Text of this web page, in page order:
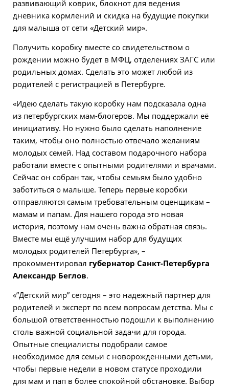
развивающий коврик, блокнот для ведения
дневника кормлений и скидка на будущие покупки
для малыша от сети «Детский мир».
Получить коробку вместе со свидетельством о
рождении можно будет в МФЦ, отделениях ЗАГС или
родильных домах. Сделать это может любой из
родителей с регистрацией в Петербурге.
«Идею сделать такую коробку нам подсказала одна
из петербургских мам-блогеров. Мы поддержали её
инициативу. Но нужно было сделать наполнение
таким, чтобы оно полностью отвечало желаниям
молодых семей. Над составом подарочного набора
работали вместе с опытными родителями и врачами.
Сейчас он собран так, чтобы семьям было удобно
заботиться о малыше. Теперь первые коробки
отправляются самым требовательным оценщикам –
мамам и папам. Для нашего города это новая
история, поэтому нам очень важна обратная связь.
Вместе мы ещё улучшим набор для будущих
молодых родителей Петербурга», –
прокомментировал губернатор Санкт-Петербурга
Александр Беглов.
«”Детский мир” сегодня – это надежный партнер для
родителей и эксперт по всем вопросам детства. Мы с
большой ответственностью подошли к выполнению
столь важной социальной задачи для города.
Опытные специалисты подобрали самое
необходимое для семьи с новорожденными детьми,
чтобы первые недели в новом статусе проходили
для мам и пап в более спокойной обстановке. Выбор